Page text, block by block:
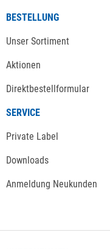
BESTELLUNG
Unser Sortiment
Aktionen
Direktbestellformular
SERVICE
Private Label
Downloads
Anmeldung Neukunden